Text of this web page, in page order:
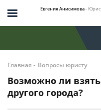
Евгения Анисимова-
Главная - Вопросы юристу
Возможно ли
другого города?